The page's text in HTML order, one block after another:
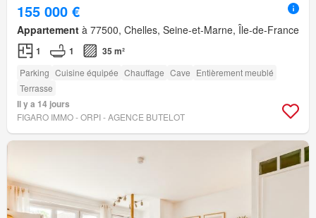
155 000 €
Appartement à 77500, Chelles, Seine-et-Marne, Île-de-France
1 1 35 m²
Parking Cuisine équipée Chauffage Cave Entièrement meublé
Terrasse
Il y a 14 jours
FIGARO IMMO - ORPI - AGENCE BUTELOT